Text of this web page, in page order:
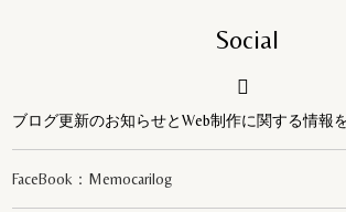
Social
ブログ更新のお知らせとWeb制作に関する情報
FaceBook：Memocarilog